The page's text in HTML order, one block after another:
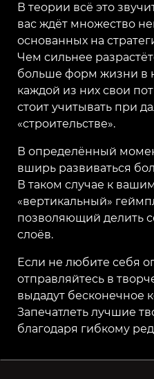
В теории всё это
вас ждёт множество
основанных на
Чем сильнее
больше форм жизни в
каждой из них свои
стоит учитывать при
«строительстве».
В определённый
вширь развиваться
В таком случае к
«вертикальный»
позволяющий делить
слоёв.
Если не любите себя
отправляйтесь в
выдадут бесконечное
Запечатлеть лучшие
благодаря гибкому